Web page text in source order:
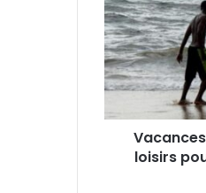
:
le
grand
vide
des
pour
jeunesseloisirs